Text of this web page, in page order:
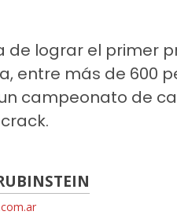
de lograr el primer
entre más de 600
campeonato de